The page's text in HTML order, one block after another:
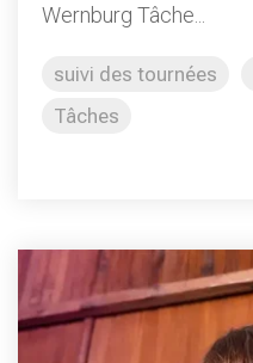
Wernburg Tâche...
suivi des tournées
Tâches